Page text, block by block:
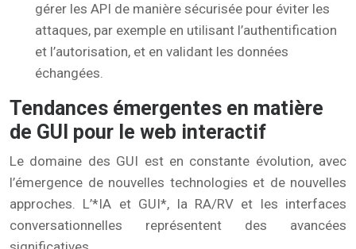
gérer les API de manière sécurisée pour éviter les
attaques, par exemple en utilisant l’authentification
et l’autorisation, et en validant les données
échangées.
Tendances émergentes en matière
de GUI pour le web interactif
Le domaine des GUI est en constante évolution, avec
l’émergence de nouvelles technologies et de nouvelles
approches. L’*IA et GUI*, la RA/RV et les interfaces
conversationnelles représentent des avancées